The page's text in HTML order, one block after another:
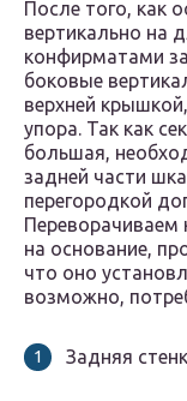
После того, как
вертикально на
конфирматами
боковые
верхней
упора. Так как
большая,
задней части
перегородкой
Переворачиваем
на основание,
что оно
возможно,
Задняя